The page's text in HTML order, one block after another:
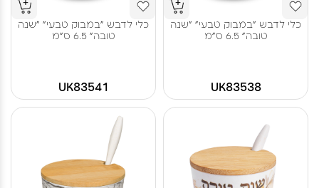
כלי לדבש "במבוק טבעי" "שנה
טובה" 6.5 ס"מ
UK83538
כלי לדבש "במבוק טבעי" "שנה
טובה" 6.5 ס"מ
UK83541